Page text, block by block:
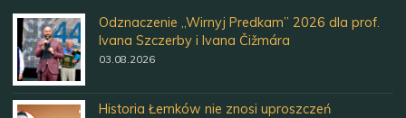
Odznaczenie „Wirnyj Predkam” 2026 dla prof.
Ivana Szczerby i Ivana Čižmára
03.08.2026
Historia Łemków nie znosi uproszczeń